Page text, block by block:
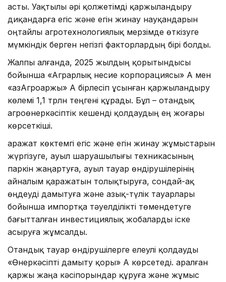
асты. Уақтылы әрі қолжетімді қаржыландыру
диқандарға егіс және егін жинау науқандарын
оңтайлы агротехнологиялық мерзімде өткізуге
мүмкіндік берген негізгі факторлардың бірі болды.
Жалпы алғанда, 2025 жылдың қорытындысы
бойынша «Аграрлық несие корпорациясы» АҚ мен
«ҚазАгроҚаржы» АҚ бірлесіп ұсынған қаржыландыру
көлемі 1,1 трлн теңгені құрады. Бұл – отандық
агроөнеркәсіптік кешенді қолдаудың ең жоғары
көрсеткіші.
Қаражат көктемгі егіс және егін жинау жұмыстарын
жүргізуге, ауыл шаруашылығы техникасының
паркін жаңартуға, ауыл тауар өндірушілерінің
айналым қаражатын толықтыруға, сондай-ақ
өңдеуді дамытуға және азық-түлік тауарлары
бойынша импортқа тәуелділікті төмендетуге
бағытталған инвестициялық жобаларды іске
асыруға жұмсалды.
Отандық тауар өндірушілерге елеулі қолдауды
«Өнеркәсіпті дамыту қоры» АҚ көрсетеді. Қаралған
қаржы жаңа кәсіпорындар құруға және жұмыс